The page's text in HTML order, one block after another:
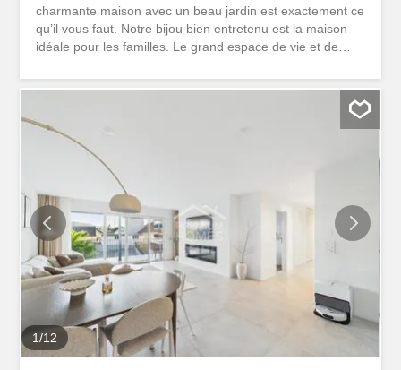
charmante maison avec un beau jardin est exactement ce
qu’il vous faut. Notre bijou bien entretenu est la maison
idéale pour les familles. Le grand espace de vie et de
est l’endroit idéal pour passer du temps avec vos
proximité immédiate complète le confort de vie de qualité.
À l’étage, vous trouverez trois autres pièces. Il y a donc
suffisamment de place pour les grands et les petits. L’une
des pièces donne directement sur le balcon ensoleillé.
Ces pièces peuvent être utilisées comme chambre à
coucher, chambre d’enfant ou bureau. La salle de bain
avec baignoire, douche séparée, WC et double lavabo est
l’endroit idéal pour se détendre. Le grenier peut être
aménagé pour créer une pièce supplémentaire. Le sous-
sol a également...
1/12